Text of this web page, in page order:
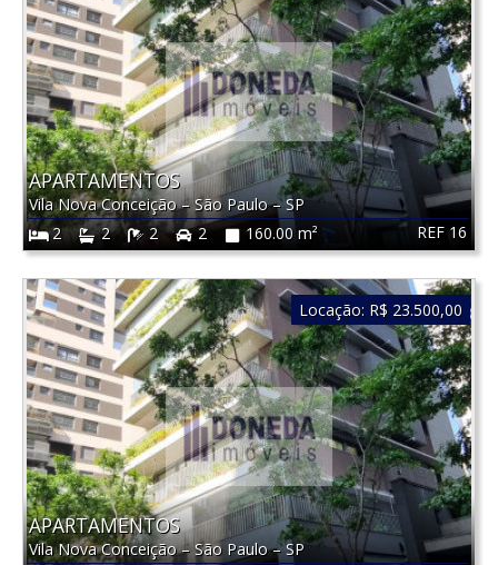
REF 16
APARTAMENTOS
Vila Nova Conceição–São Paulo–SP
2
2 2 2 160.00 m²
APARTAMENTOS
Vila Nova Conceição–São Paulo–SP
Locação: R$ 23.500,00